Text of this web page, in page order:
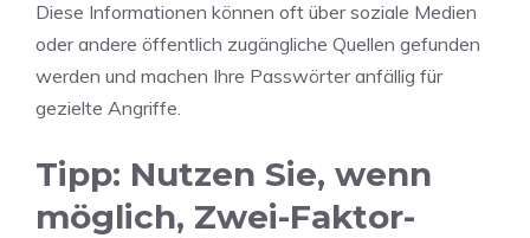
Diese Informationen können oft über soziale Medien
oder andere öffentlich zugängliche Quellen gefunden
werden und machen Ihre Passwörter anfällig für
gezielte Angriffe.
Tipp: Nutzen Sie, wenn
möglich, Zwei-Faktor-